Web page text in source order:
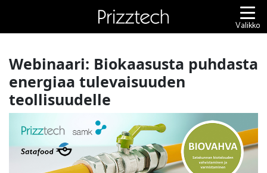
Valikko
Webinaari: Biokaasusta puhdasta
energiaa tulevaisuuden
teollisuudelle